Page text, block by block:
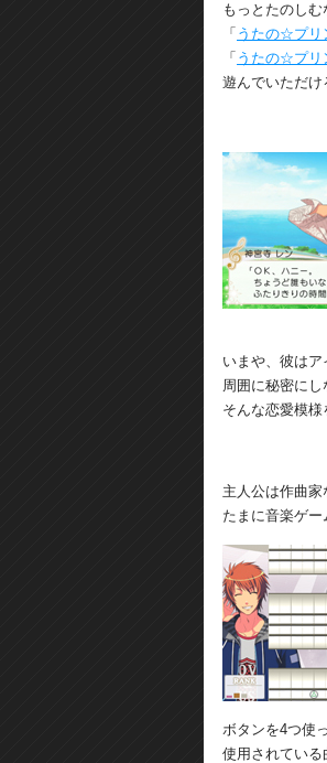
もっとたのしむ
「 うたの☆プリ
「 うたの☆プリ
遊んでいただけ
いまや、彼はア
周囲に秘密にし
そんな恋愛模様
主人公は作曲家
たまに音楽ゲー
ボタンを4つ使
使用されている